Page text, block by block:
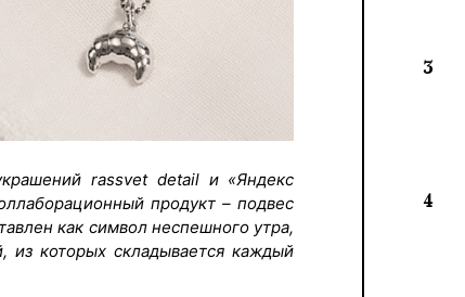
rassvet detail и «Яндекс
продукт – подвес
как символ неспешного утра,
из которых складывается каждый
3
4